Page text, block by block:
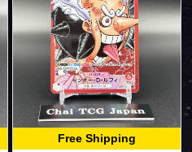
Free Shipping